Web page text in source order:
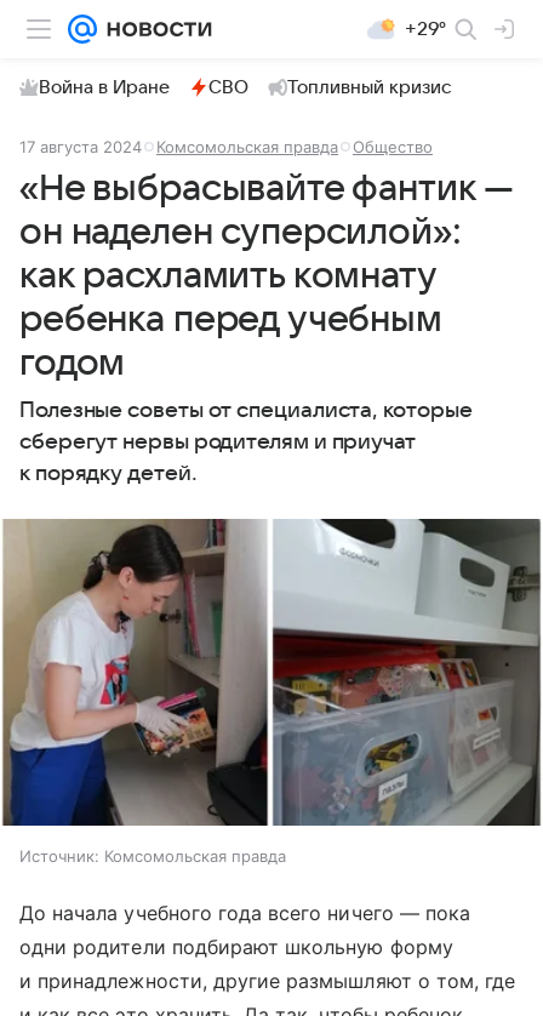
+29°
Война в Иране СВО Топливный кризис
17 августа 2024 Комсомольская правда Общество
«Не выбрасывайте фантик —
он наделен суперсилой»:
как расхламить комнату
ребенка перед учебным
годом
Полезные советы от специалиста, которые
сберегут нервы родителям и приучат
к порядку детей.
Источник: Комсомольская правда
До начала учебного года всего ничего — пока
одни родители подбирают школьную форму
и принадлежности, другие размышляют о том, где